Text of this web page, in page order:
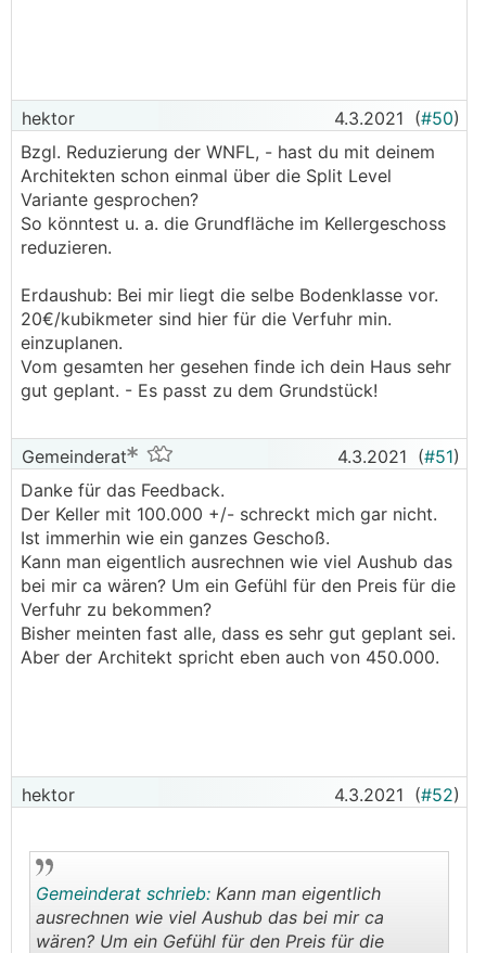
hektor 4.3.2021 (#50)
Bzgl. Reduzierung der WNFL, - hast du mit deinem
Architekten schon einmal über die Split Level
Variante gesprochen?
So könntest u. a. die Grundfläche im Kellergeschoss
reduzieren.
Erdaushub: Bei mir liegt die selbe Bodenklasse vor.
20€/kubikmeter sind hier für die Verfuhr min.
einzuplanen.
Vom gesamten her gesehen finde ich dein Haus sehr
gut geplant. - Es passt zu dem Grundstück!
Gemeinderat 4.3.2021 (#51)
Danke für das Feedback.
Der Keller mit 100.000 +/- schreckt mich gar nicht.
Ist immerhin wie ein ganzes Geschoß.
Kann man eigentlich ausrechnen wie viel Aushub das
bei mir ca wären? Um ein Gefühl für den Preis für die
Verfuhr zu bekommen?
Bisher meinten fast alle, dass es sehr gut geplant sei.
Aber der Architekt spricht eben auch von 450.000.
hektor 4.3.2021 (#52)
Gemeinderat schrieb: Kann man eigentlich
ausrechnen wie viel Aushub das bei mir ca
wären? Um ein Gefühl für den Preis für die